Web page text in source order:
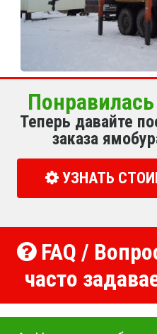
Теперь давайте
заказа
УЗНАТЬ
FAQ /
часто